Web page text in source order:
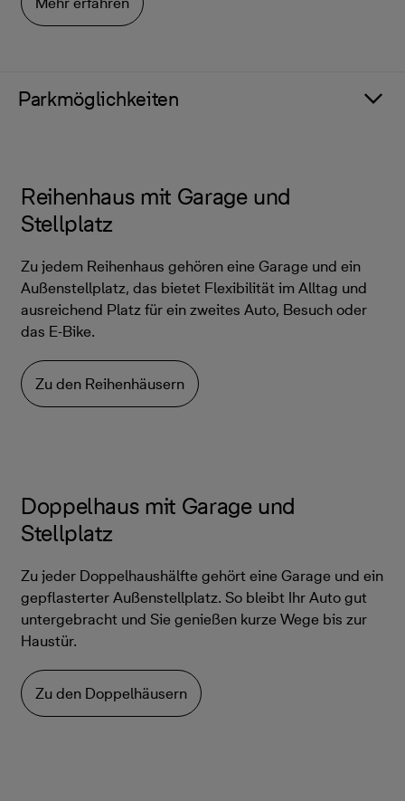
Parkmöglichkeiten
Reihenhaus mit Garage und
Stellplatz
Zu jedem Reihenhaus gehören eine Garage und ein
Außenstellplatz, das bietet Flexibilität im Alltag und
ausreichend Platz für ein zweites Auto, Besuch oder
das E-Bike.
Zu den Reihenhäusern
Doppelhaus mit Garage und
Stellplatz
Zu jeder Doppelhaushälfte gehört eine Garage und ein
gepflasterter Außenstellplatz. So bleibt Ihr Auto gut
untergebracht und Sie genießen kurze Wege bis zur
Haustür.
Zu den Doppelhäusern